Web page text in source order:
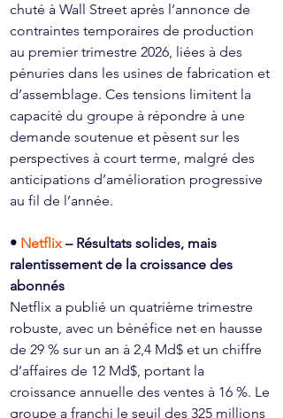
chuté à Wall Street après l’annonce de
contraintes temporaires de production
au premier trimestre 2026, liées à des
pénuries dans les usines de fabrication et
d’assemblage. Ces tensions limitent la
capacité du groupe à répondre à une
demande soutenue et pèsent sur les
perspectives à court terme, malgré des
anticipations d’amélioration progressive
au fil de l’année.
• Netflix – Résultats solides, mais
ralentissement de la croissance des
abonnés
Netflix a publié un quatrième trimestre
robuste, avec un bénéfice net en hausse
de 29 % sur un an à 2,4 Md$ et un chiffre
d’affaires de 12 Md$, portant la
croissance annuelle des ventes à 16 %. Le
groupe a franchi le seuil des 325 millions